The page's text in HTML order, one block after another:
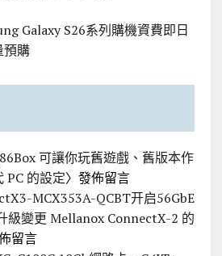
Galaxy S26系列購機資費即日
預購
86Box 可讓你玩舊遊戲、舊版本作
PC 的設定〉發佈留言
MCX353A-QCBT开启56GbE
級變更 Mellanox ConnectX-2 的
留言